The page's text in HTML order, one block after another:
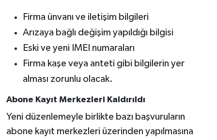
Firma ünvanı ve iletişim bilgileri
Arızaya bağlı değişim yapıldığı bilgisi
Eski ve yeni IMEI numaraları
Firma kaşe veya anteti gibi bilgilerin yer
alması zorunlu olacak.
Abone Kayıt Merkezleri Kaldırıldı
Yeni düzenlemeyle birlikte bazı başvuruların
abone kayıt merkezleri üzerinden yapılmasına